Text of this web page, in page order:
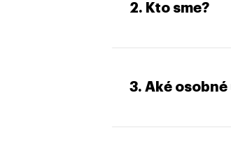
2. Kto sme?
3. Aké